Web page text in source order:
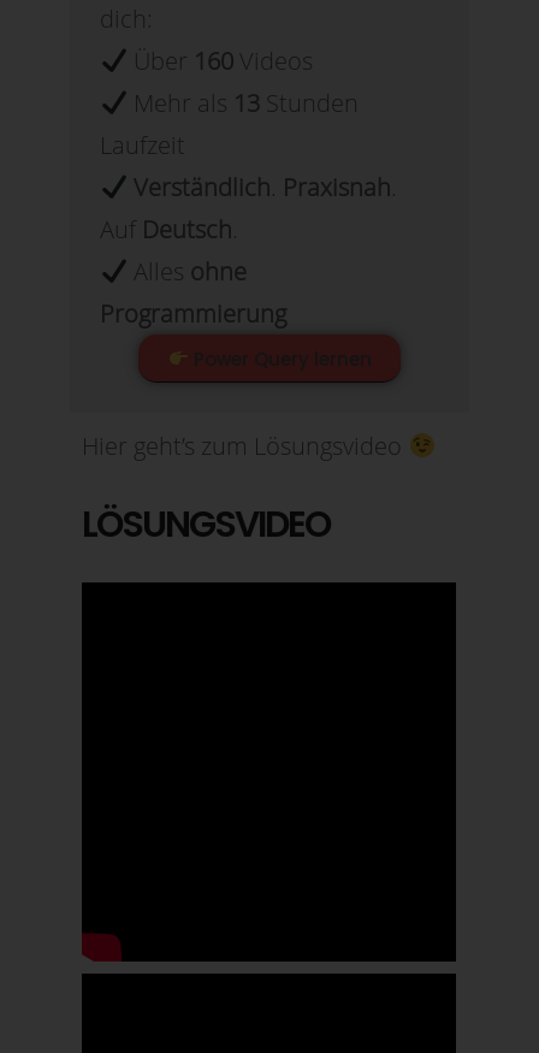
dich:
Über 160Videos
Mehr als 13 Stunden
Laufzeit
Verständlich. Praxisnah.
Auf Deutsch.
Alles ohne
Programmierung
Power Query lernen
Hier geht’s zum Lösungsvideo
LÖSUNGSVIDEO